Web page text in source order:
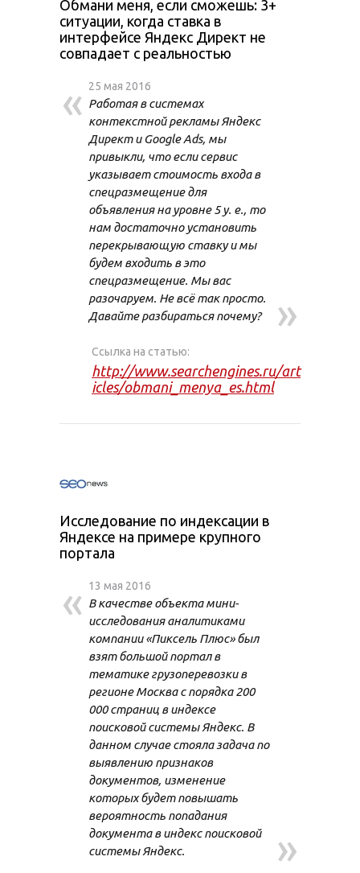
Обмани меня, если сможешь: 3+
ситуации, когда ставка в
интерфейсе Яндекс Директ не
совпадает с реальностью
« 25 мая 2016
Работая в системах
контекстной рекламы Яндекс
Директ и Google Ads, мы
привыкли, что если сервис
указывает стоимость входа в
спецразмещение для
объявления на уровне 5 у. е., то
нам достаточно установить
перекрывающую ставку и мы
будем входить в это
спецразмещение. Мы вас
разочаруем. Не всё так просто.
Давайте разбираться почему?
»
Ссылка на статью:
http://www.searchengines.ru/art
icles/obmani_menya_es.html
Исследование по индексации в
Яндексе на примере крупного
портала
« 13 мая 2016
В качестве объекта мини-
исследования аналитиками
компании «Пиксель Плюс» был
взят большой портал в
тематике грузоперевозки в
регионе Москва с порядка 200
000 страниц в индексе
поисковой системы Яндекс. В
данном случае стояла задача по
выявлению признаков
документов, изменение
которых будет повышать
вероятность попадания
документа в индекс поисковой
системы Яндекс.
»